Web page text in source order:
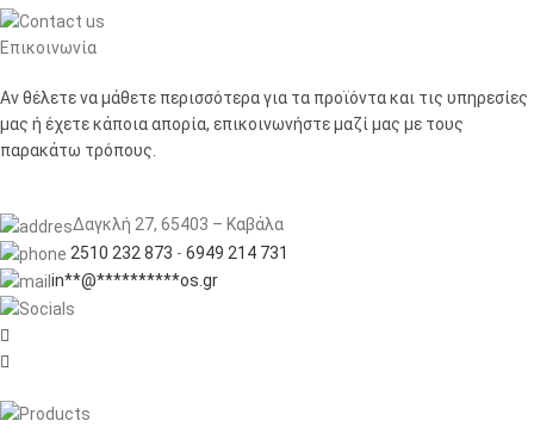
Επικοινωνία
Αν θέλετε να μάθετε περισσότερα για τα προϊόντα και τις υπηρεσίες
μας ή έχετε κάποια απορία, επικοινωνήστε μαζί μας με τους
παρακάτω τρόπους.
Δαγκλή 27, 65403 – Καβάλα
2510 232 873 - 6949 214 731
in**@**********os.gr

